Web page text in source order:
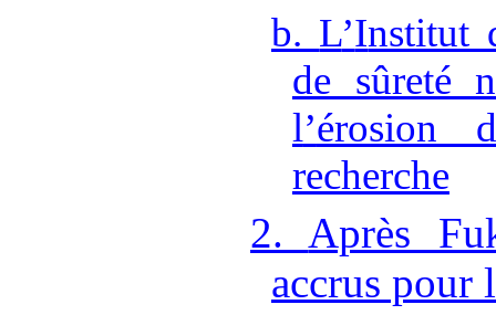
b. L’Institut
de sûreté
l’érosion
recherche
2. Après
accrus pour